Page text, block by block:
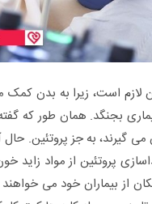
لازم است، زیرا به بدن کمک
بجنگد. همان طور که
می گیرند، به جز پروتئین.
پروتئین از مواد زاید
از بیماران خود می خواهند